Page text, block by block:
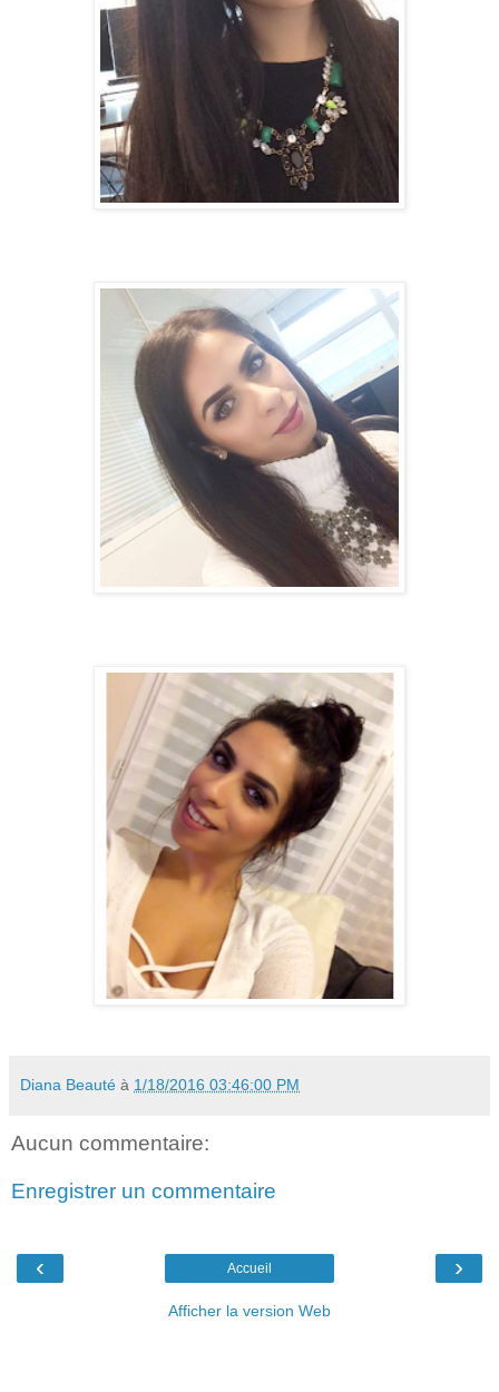
Diana Beauté à 1/18/2016 03:46:00 PM
Aucun commentaire:
Enregistrer un commentaire
‹ ›
Accueil
Afficher la version Web